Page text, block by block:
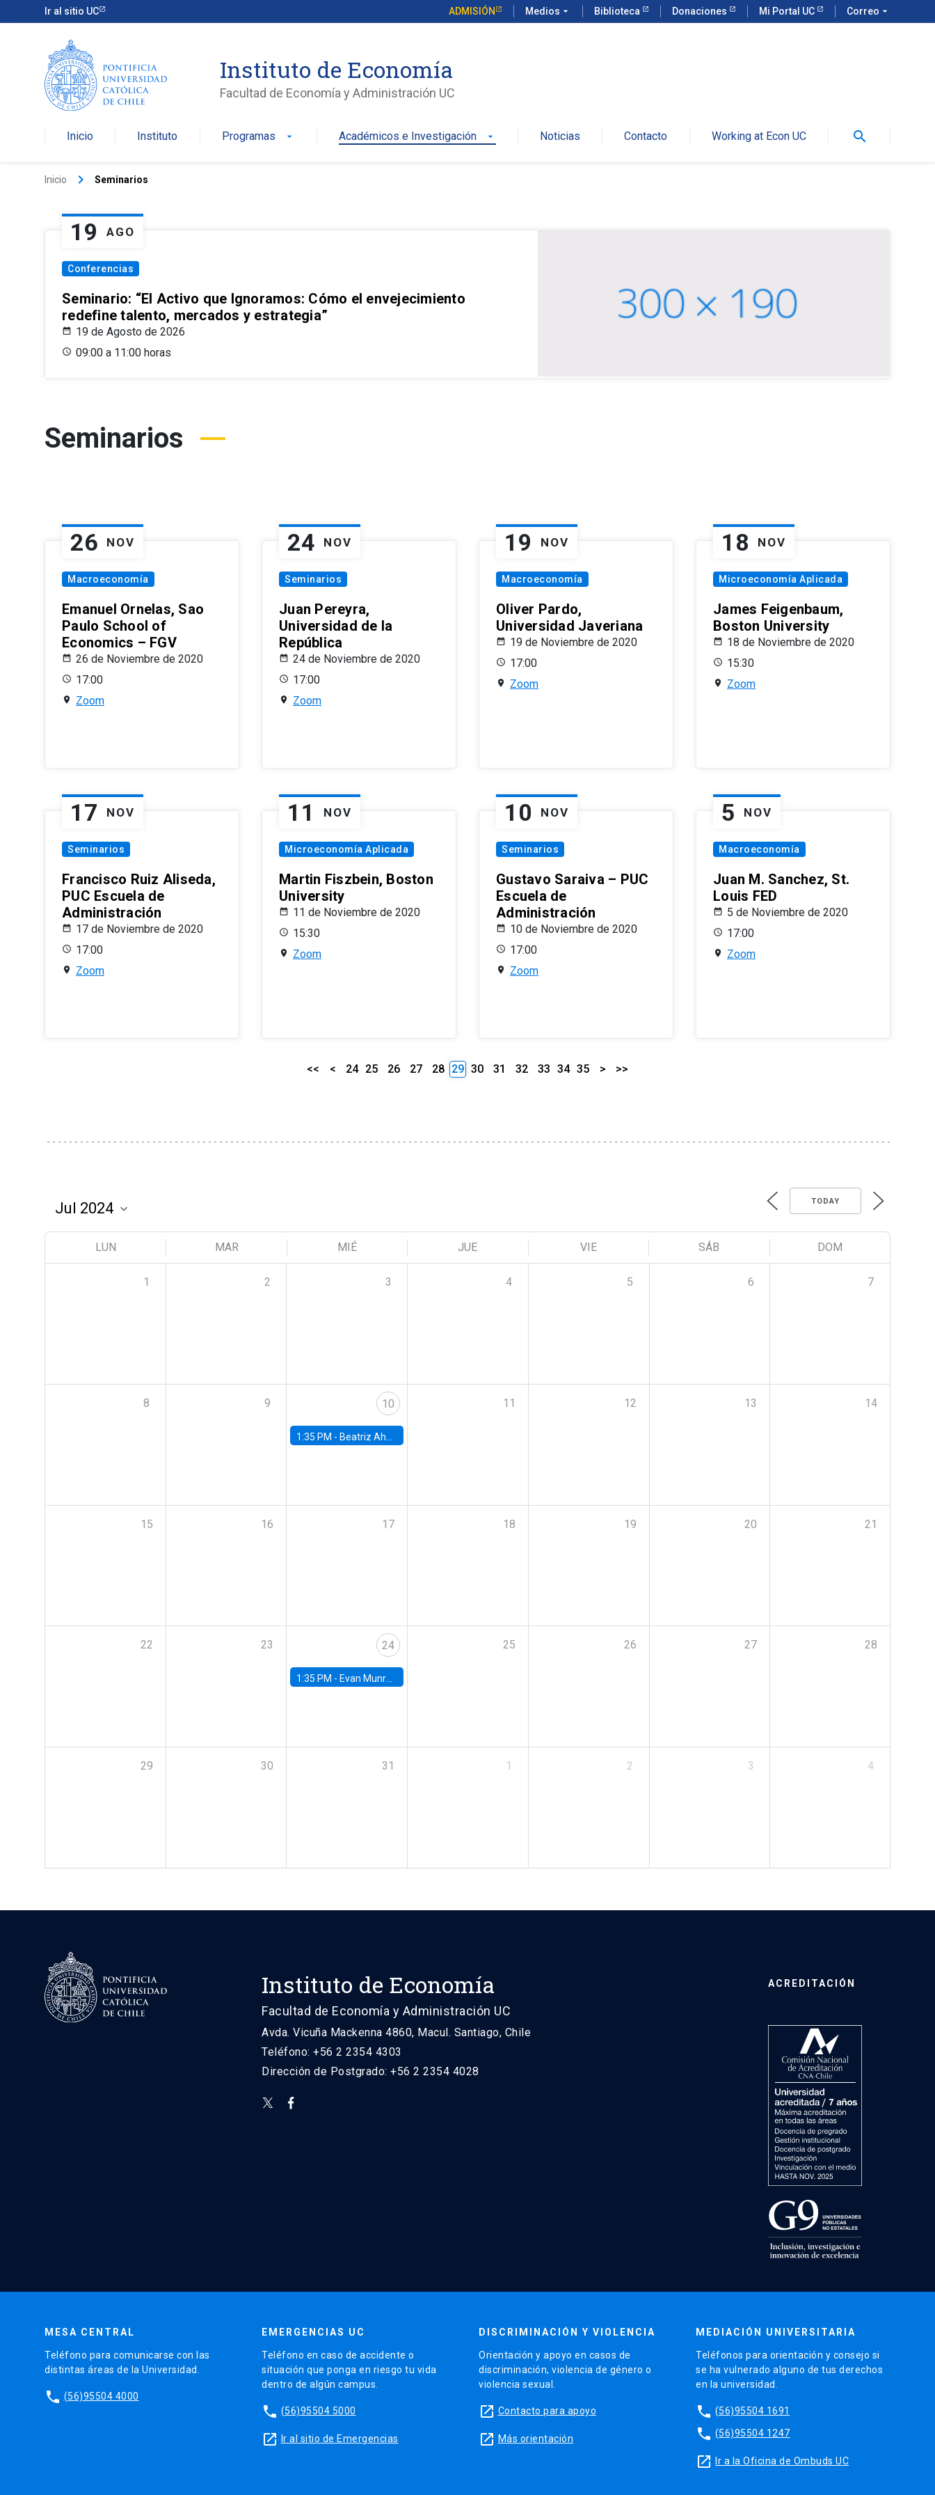
Ir al sitio UC ADMISIÓN Medios arrow_drop_down Biblioteca Donaciones Mi Portal UC Correo arrow_drop_down
Instituto de Economía
Facultad de Economía y Administración UC
Inicio Instituto Programas arrow_drop_down Académicos e Investigación arrow_drop_down Noticias Contacto Working at Econ UC search
Inicio keyboard_arrow_right Seminarios
19 AGO
Conferencias
Seminario: “El Activo que Ignoramos: Cómo el envejecimiento
redefine talento, mercados y estrategia”
19 de Agosto de 2026
09:00 a 11:00 horas
Seminarios
26 NOV
Macroeconomía
Emanuel Ornelas, Sao
Paulo School of
Economics – FGV
26 de Noviembre de 2020
17:00
Zoom
24 NOV
Seminarios
Juan Pereyra,
Universidad de la
República
24 de Noviembre de 2020
17:00
Zoom
19 NOV
Macroeconomía
Oliver Pardo,
Universidad Javeriana
19 de Noviembre de 2020
17:00
Zoom
18 NOV
Microeconomía Aplicada
James Feigenbaum,
Boston University
18 de Noviembre de 2020
15:30
Zoom
17 NOV
Seminarios
Francisco Ruiz Aliseda,
PUC Escuela de
Administración
17 de Noviembre de 2020
17:00
Zoom
11 NOV
Microeconomía Aplicada
Martin Fiszbein, Boston
University
11 de Noviembre de 2020
15:30
Zoom
10 NOV
Seminarios
Gustavo Saraiva – PUC
Escuela de
Administración
10 de Noviembre de 2020
17:00
Zoom
5 NOV
Macroeconomía
Juan M. Sanchez, St.
Louis FED
5 de Noviembre de 2020
17:00
Zoom
<< < 24 25 26 27 28 29 30 31 32 33 34 35 > >>
TODAY
LUN MAR MIÉ JUE VIE SÁB DOM
1 2 3 4 5 6 7
8 9 10
1:35 PM - Beatriz Ahumada, PhD candidate, Universidad de Pittsburgh
11 12 13 14
15 16 17 18 19 20 21
22 23 24
1:35 PM - Evan Munro, Neyman Visiting Assistant Professor in the Department of Statistics at UC Berkeley
25 26 27 28
29 30 31 1 2 3 4
Instituto de Economía
Facultad de Economía y Administración UC
Avda. Vicuña Mackenna 4860, Macul. Santiago, Chile
Teléfono: +56 2 2354 4303
Dirección de Postgrado: +56 2 2354 4028
ACREDITACIÓN
MESA CENTRAL
Teléfono para comunicarse con las
distintas áreas de la Universidad.
phone (56)95504 4000
EMERGENCIAS UC
Teléfono en caso de accidente o
situación que ponga en riesgo tu vida
dentro de algún campus.
phone (56)95504 5000
launch Ir al sitio de Emergencias
DISCRIMINACIÓN Y VIOLENCIA
Orientación y apoyo en casos de
discriminación, violencia de género o
violencia sexual.
launch Contacto para apoyo
launch Más orientación
MEDIACIÓN UNIVERSITARIA
Teléfonos para orientación y consejo si
se ha vulnerado alguno de tus derechos
en la universidad.
phone (56)95504 1691
phone (56)95504 1247
launch Ir a la Oficina de Ombuds UC